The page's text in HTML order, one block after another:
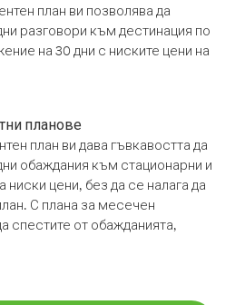
план ви позволява да
разговори към дестинация по
на 30 дни с ниските цени на
планове
план ви дава гъвкавостта да
обаждания към стационарни и
цени, без да се налага да
С плана за месечен
спестите от обажданията,